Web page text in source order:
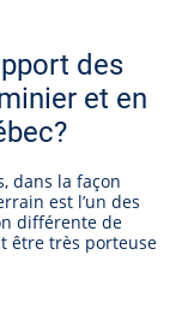
des
et en
dans la façon
est l’un des
différente de
être très porteuse